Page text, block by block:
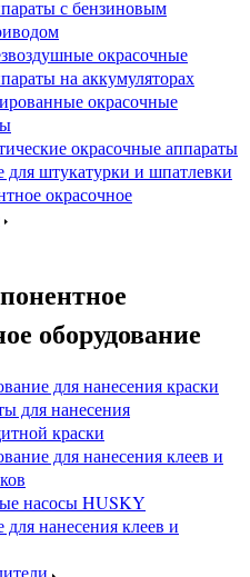
с бензиновым
окрасочные
на аккумуляторах
окрасочные
окрасочные аппараты
для штукатурки и шпатлевки
окрасочное
оборудование
для нанесения краски
для нанесения
краски
для нанесения клеев и
насосы HUSKY
нанесения клеев и